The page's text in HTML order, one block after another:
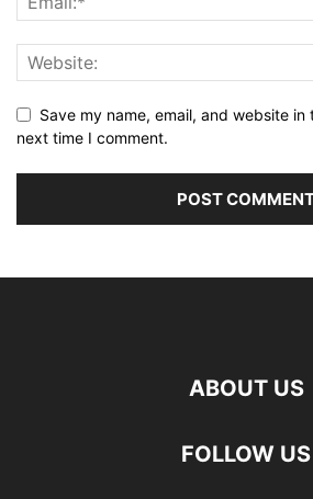
Save my name, email, and website
next time I comment.
ABOUT US
FOLLOW US